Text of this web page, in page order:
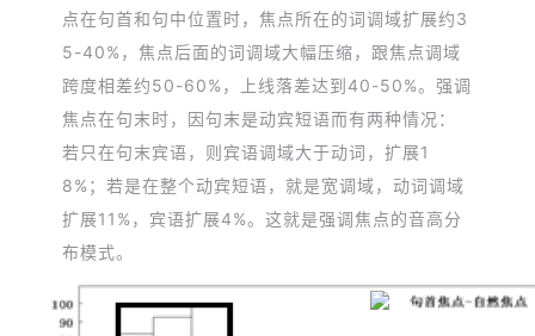
点在句首和句中位置时，焦点所在的词调域扩展约3
5-40%，焦点后面的词调域大幅压缩，跟焦点调域
跨度相差约50-60%，上线落差达到40-50%。强调
焦点在句末时，因句末是动宾短语而有两种情况：
若只在句末宾语，则宾语调域大于动词，扩展1
8%；若是在整个动宾短语，就是宽调域，动词调域
扩展11%，宾语扩展4%。这就是强调焦点的音高分
布模式。